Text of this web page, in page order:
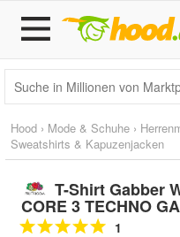
Hood › Mode & Schuhe ›
Sweatshirts & Kapuzenjacken
T-Shirt Gabber
CORE 3 TECHNO
1